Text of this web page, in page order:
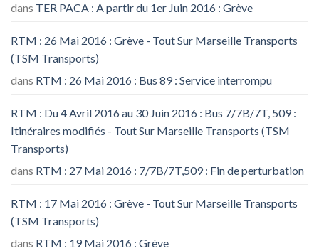
dans TER PACA : A partir du 1er Juin 2016 : Grève
RTM : 26 Mai 2016 : Grève - Tout Sur Marseille Transports
(TSM Transports)
dans RTM : 26 Mai 2016 : Bus 89 : Service interrompu
RTM : Du 4 Avril 2016 au 30 Juin 2016 : Bus 7/7B/7T, 509 :
Itinéraires modifiés - Tout Sur Marseille Transports (TSM
Transports)
dans RTM : 27 Mai 2016 : 7/7B/7T,509 : Fin de perturbation
RTM : 17 Mai 2016 : Grève - Tout Sur Marseille Transports
(TSM Transports)
dans RTM : 19 Mai 2016 : Grève